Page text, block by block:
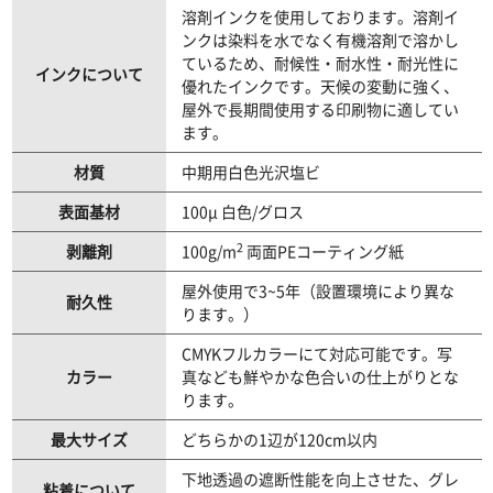
インクについて
溶剤インクを使用しております。溶剤イ
ンクは染料を水でなく有機溶剤で溶かし
ているため、耐候性・耐水性・耐光性に
優れたインクです。天候の変動に強く、
屋外で長期間使用する印刷物に適してい
ます。
材質
中期用白色光沢塩ビ
表面基材
100μ 白色/グロス
剥離剤
100g/m2両面PEコーティング紙
耐久性
屋外使用で3~5年（設置環境により異な
ります。）
カラー
CMYKフルカラーにて対応可能です。写
真なども鮮やかな色合いの仕上がりとな
ります。
最大サイズ
どちらかの1辺が120cm以内
下地透過の遮断性能を向上させた、グレ